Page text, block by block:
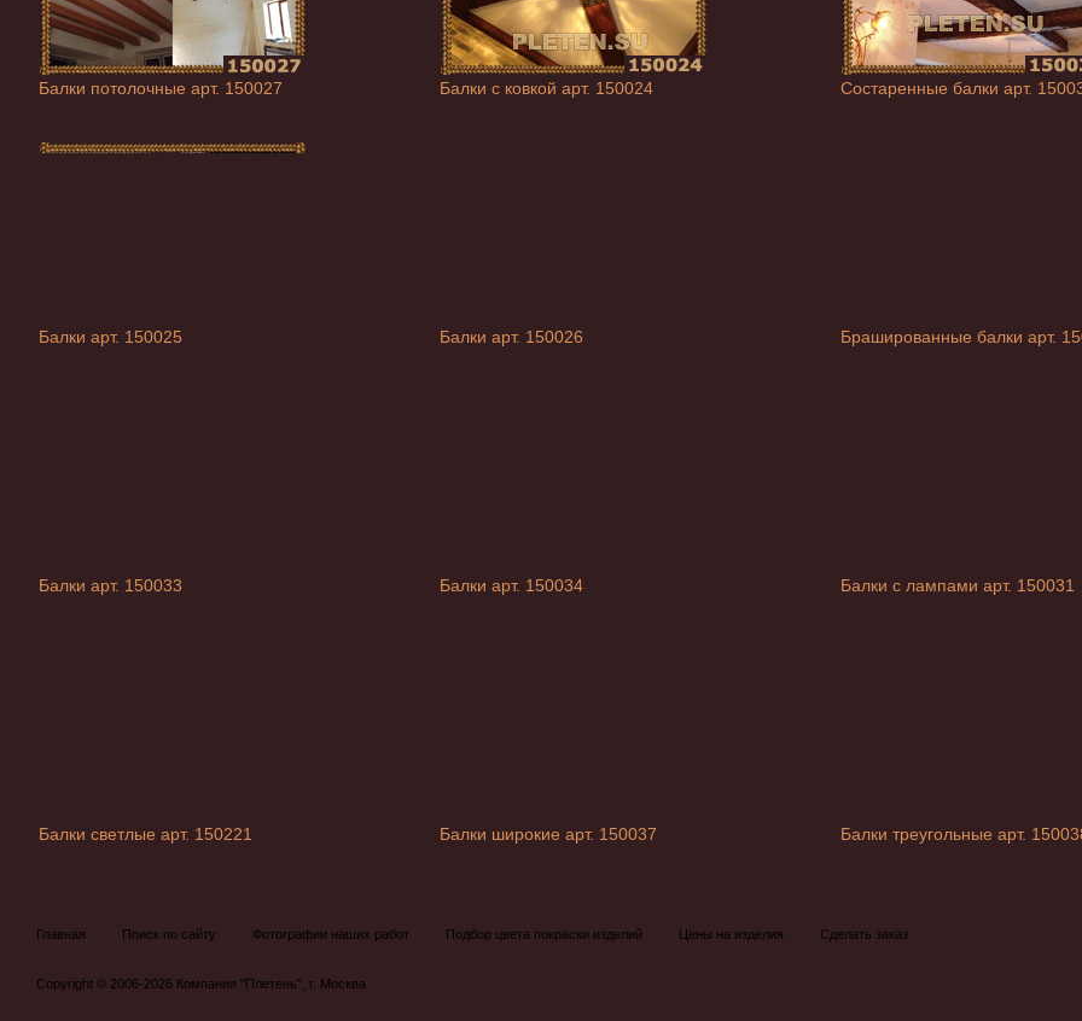
Балки потолочные арт. 150027 Балки с ковкой арт. 150024 Состаренные балки арт.
Балки арт. 150025 Балки арт. 150026 Брашированные балки арт.
Балки арт. 150033 Балки арт. 150034 Балки с лампами арт. 150031
Балки светлые арт. 150221 Балки широкие арт. 150037 Балки треугольные арт.
Главная Поиск по сайту Фотографии наших работ Подбор цвета покраски изделий Цены на изделия Сделать заказ
Copyright © 2006-2026 Компания "Плетень", г. Москва